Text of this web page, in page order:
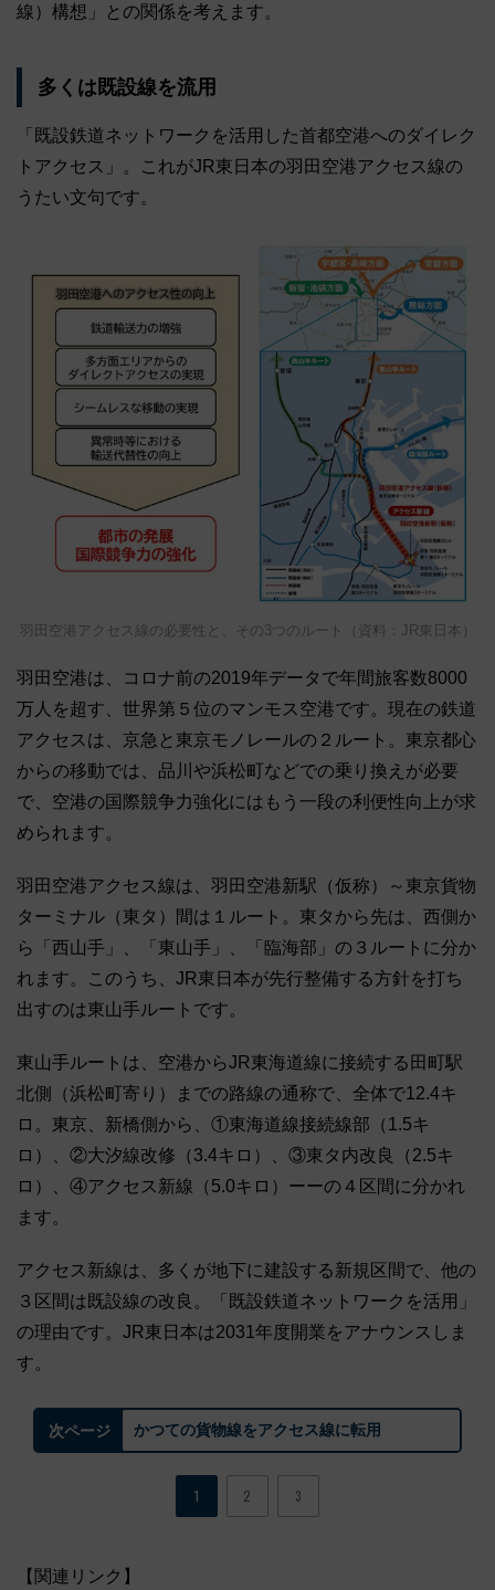
線）構想」との関係を考えます。
多くは既設線を流用
「既設鉄道ネットワークを活用した首都空港へのダイレク
トアクセス」。これがJR東日本の羽田空港アクセス線の
うたい文句です。
羽田空港アクセス線の必要性と、その3つのルート（資料：JR東日本）
羽田空港は、コロナ前の2019年データで年間旅客数8000
万人を超す、世界第５位のマンモス空港です。現在の鉄道
アクセスは、京急と東京モノレールの２ルート。東京都心
からの移動では、品川や浜松町などでの乗り換えが必要
で、空港の国際競争力強化にはもう一段の利便性向上が求
められます。
羽田空港アクセス線は、羽田空港新駅（仮称）～東京貨物
ターミナル（東タ）間は１ルート。東タから先は、西側か
ら「西山手」、「東山手」、「臨海部」の３ルートに分か
れます。このうち、JR東日本が先行整備する方針を打ち
出すのは東山手ルートです。
東山手ルートは、空港からJR東海道線に接続する田町駅
北側（浜松町寄り）までの路線の通称で、全体で12.4キ
ロ。東京、新橋側から、①東海道線接続線部（1.5キ
ロ）、②大汐線改修（3.4キロ）、③東タ内改良（2.5キ
ロ）、④アクセス新線（5.0キロ）ーーの４区間に分かれ
ます。
アクセス新線は、多くが地下に建設する新規区間で、他の
３区間は既設線の改良。「既設鉄道ネットワークを活用」
の理由です。JR東日本は2031年度開業をアナウンスしま
す。
次ページ かつての貨物線をアクセス線に転用
1 2 3
【関連リンク】